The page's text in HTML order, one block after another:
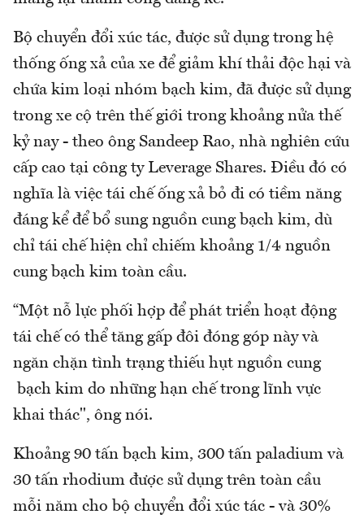
Bộ chuyển đổi xúc tác, được sử dụng trong hệ
thống ống xả của xe để giảm khí thải độc hại và
chứa kim loại nhóm bạch kim, đã được sử dụng
trong xe cộ trên thế giới trong khoảng nửa thế
kỷ nay - theo ông Sandeep Rao, nhà nghiên cứu
cấp cao tại công ty Leverage Shares. Điều đó có
nghĩa là việc tái chế ống xả bỏ đi có tiềm năng
đáng kể để bổ sung nguồn cung bạch kim, dù
chỉ tái chế hiện chỉ chiếm khoảng 1/4 nguồn
cung bạch kim toàn cầu.
“Một nỗ lực phối hợp để phát triển hoạt động
tái chế có thể tăng gấp đôi đóng góp này và
ngăn chặn tình trạng thiếu hụt nguồn cung
bạch kim do những hạn chế trong lĩnh vực
khai thác", ông nói.
Khoảng 90 tấn bạch kim, 300 tấn paladium và
30 tấn rhodium được sử dụng trên toàn cầu
mỗi năm cho bộ chuyển đổi xúc tác - và 30%